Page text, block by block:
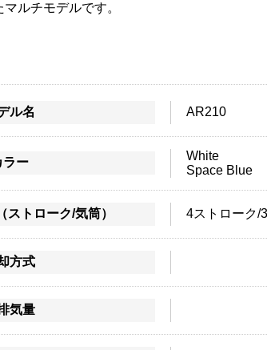
ルチモデルです。
ル名 AR210
ラー
White
Space Blue
ストローク/気筒） 4ストローク/
方式
気量